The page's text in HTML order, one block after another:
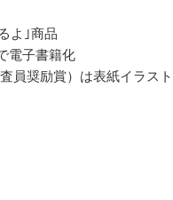
よ｣商品
電子書籍化
員奨励賞）は表紙イラスト